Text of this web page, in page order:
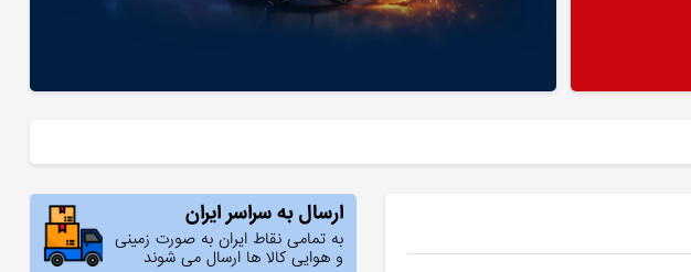
ارسال به سراسر ایران
به تمامی نقاط ایران به صورت زمینی
و هوایی کالا ها ارسال می شوند